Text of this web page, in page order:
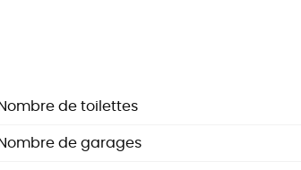
de toilettes
de garages